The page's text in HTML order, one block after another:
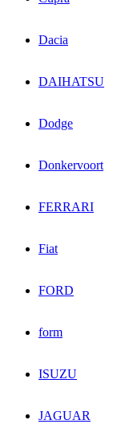
Dacia
DAIHATSU
Dodge
Donkervoort
FERRARI
Fiat
FORD
form
ISUZU
JAGUAR